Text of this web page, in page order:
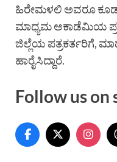
ಹಿರೇಮಳಲಿ ಅವರೂ ಕೂಡ
ಮಾಧ್ಯಮ ಅಕಾಡೆಮಿಯ
ಜಿಲ್ಲೆಯ ಪತ್ರಕರ್ತರಿಗೆ,
ಹಾರೈಸಿದ್ದಾರೆ.
Follow us on